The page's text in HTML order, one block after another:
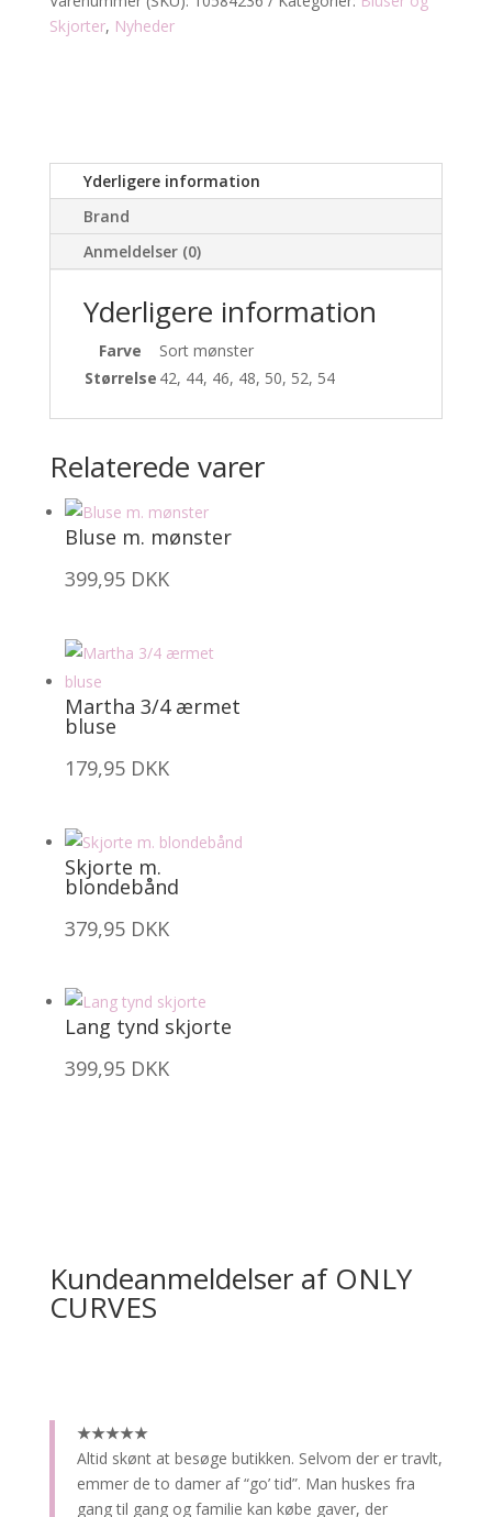
Skjorter, Nyheder
Yderligere information
Brand
Anmeldelser (0)
Yderligere information
Farve
Sort mønster
Størrelse 42, 44, 46, 48, 50, 52, 54
Relaterede varer
Bluse m. mønster
399,95 DKK
Martha 3/4 ærmet
bluse
179,95 DKK
Skjorte m.
blondebånd
379,95 DKK
Lang tynd skjorte
399,95 DKK
Kundeanmeldelser af ONLY
CURVES
★★★★★
Altid skønt at besøge butikken. Selvom der er travlt,
emmer de to damer af “go’ tid”. Man huskes fra
gang til gang og familie kan købe gaver, der